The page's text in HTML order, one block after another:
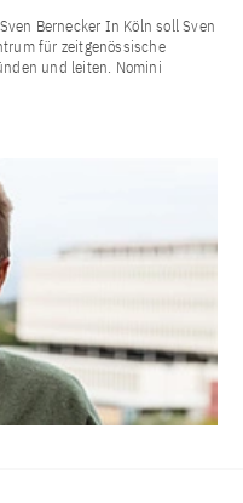
Bernecker In Köln soll Sven
für zeitgenössische
und leiten. Nomini